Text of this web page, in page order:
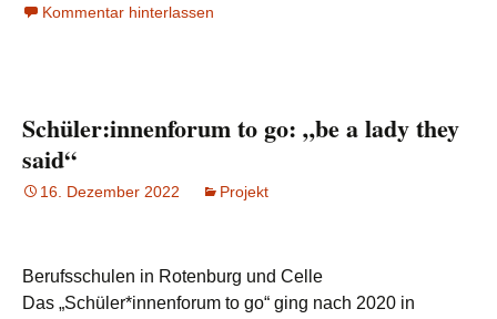
Kommentar hinterlassen
Schüler:innenforum to go: „be a lady they
said“
16. Dezember 2022 Projekt
Berufsschulen in Rotenburg und Celle
Das „Schüler*innenforum to go“ ging nach 2020 in